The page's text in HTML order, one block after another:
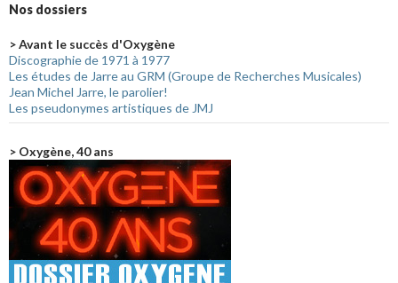
Nos dossiers
> Avant le succès d'Oxygène
Discographie de 1971 à 1977
Les études de Jarre au GRM (Groupe de Recherches Musicales)
Jean Michel Jarre, le parolier!
Les pseudonymes artistiques de JMJ
> Oxygène, 40 ans